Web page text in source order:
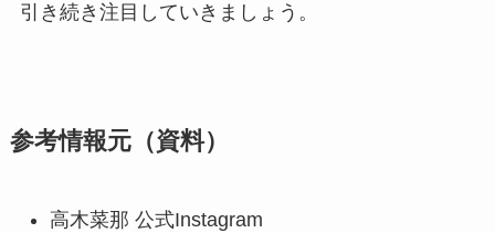
引き続き注目していきましょう。
参考情報元（資料）
高木菜那 公式Instagram